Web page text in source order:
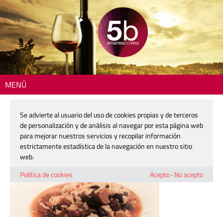
MENÚ
5b_bocaditos_alejandro-04
25 octubre, 2016
Se advierte al usuario del uso de cookies propias y de terceros
de personalización y de análisis al navegar por esta página web
para mejorar nuestros servicios y recopilar información
estrictamente estadística de la navegación en nuestro sitio
web.
Política de cookies
Acepto· No acepto